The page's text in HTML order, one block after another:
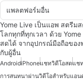
แพลตฟอร์มอื่น
Yome Live เป็นแอพ สตรีม
โลกทุกที่ทุกเวลา ด้วย
สดได้ จากอุปกรณ์มือถือขอ
กับผู้อื่น
AndroidiPhoneแชทวิดีโอสดแช
การสนทนาผ่านวิดีโอสำหรับแอน